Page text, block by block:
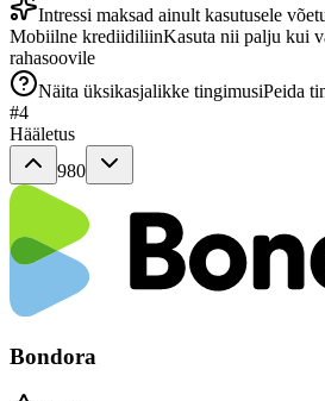
Intressi maksad ainult kasutusele
Mobiilne krediidiliinKasuta nii palju kui
rahasoovile
Näita üksikasjalikke tingimusiPeida
#4
Hääletus
980
Bondora